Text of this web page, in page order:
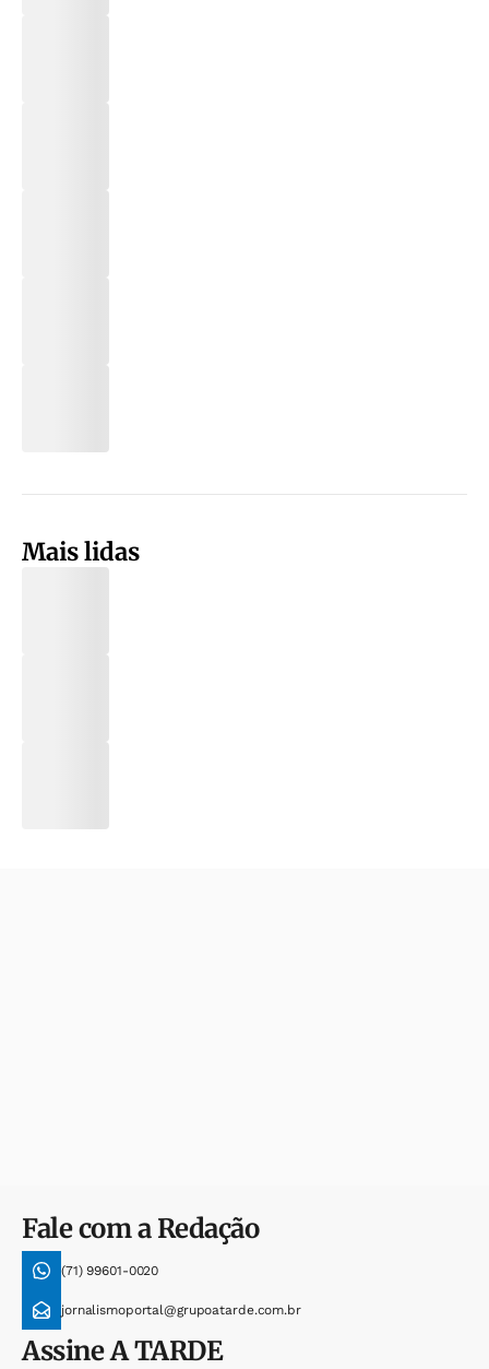
Mais lidas
Fale com a Redação
(71) 99601-0020
jornalismoportal@grupoatarde.com.br
AssineA TARDE